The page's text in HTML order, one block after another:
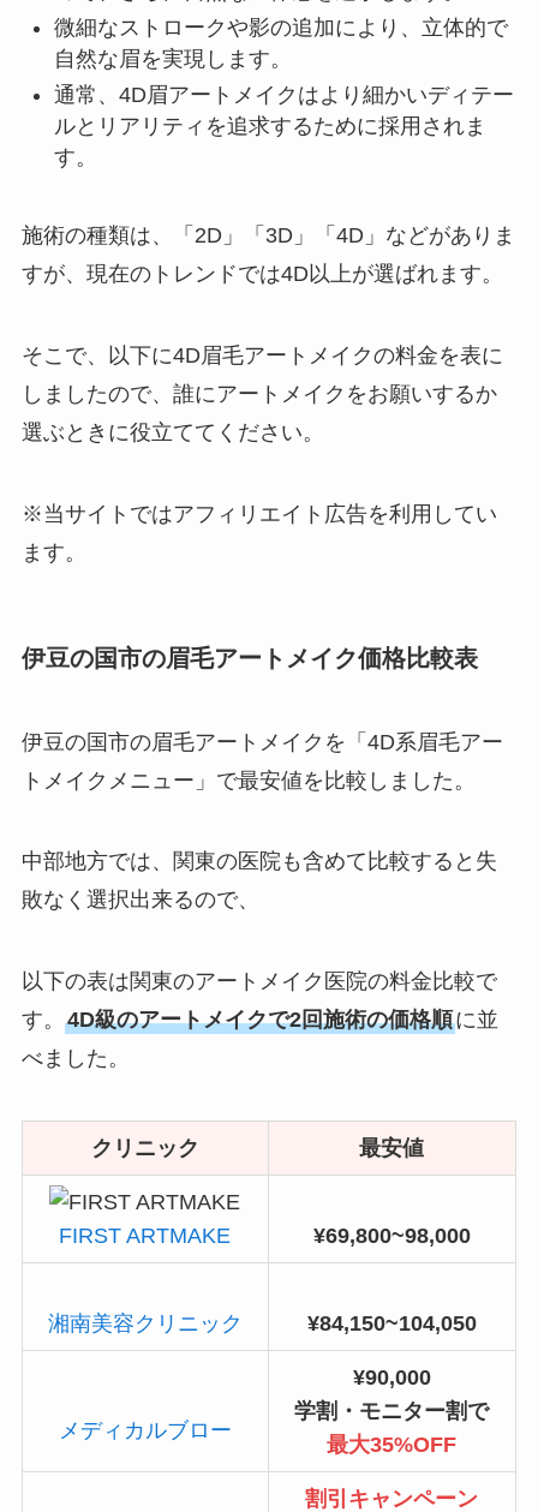
微細なストロークや影の追加により、立体的で
自然な眉を実現します。
通常、4D眉アートメイクはより細かいディテー
ルとリアリティを追求するために採用されま
す。
施術の種類は、「2D」「3D」「4D」などがありま
すが、現在のトレンドでは4D以上が選ばれます。
そこで、以下に4D眉毛アートメイクの料金を表に
しましたので、誰にアートメイクをお願いするか
選ぶときに役立ててください。
※当サイトではアフィリエイト広告を利用してい
ます。
伊豆の国市の眉毛アートメイク価格比較表
伊豆の国市の眉毛アートメイクを「4D系眉毛アー
トメイクメニュー」で最安値を比較しました。
中部地方では、関東の医院も含めて比較すると失
敗なく選択出来るので、
以下の表は関東のアートメイク医院の料金比較で
す。 4D級のアートメイクで2回施術の価格順に並
べました。
クリニック 最安値
FIRST ARTMAKE ¥69,800~98,000
湘南美容クリニック ¥84,150~104,050
メディカルブロー
¥90,000
学割・モニター割で
最大35%OFF
割引キャンペーン